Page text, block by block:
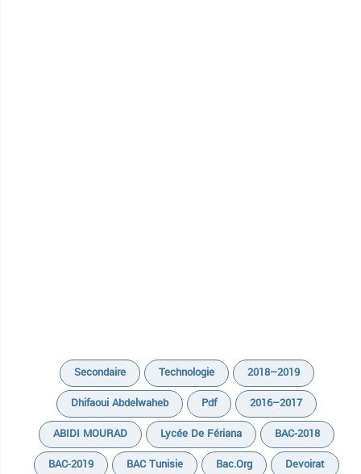
Secondaire Technologie
2018–2019
Dhifaoui Abdelwaheb
Pdf
2016–2017
ABIDI MOURAD
Lycée De Fériana
BAC-2018
BAC-2019
BAC Tunisie Bac.org
Devoirat